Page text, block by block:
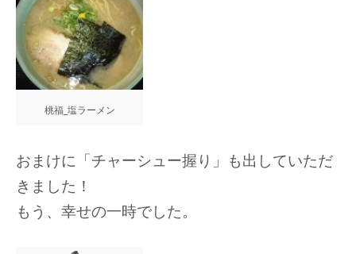
桃福_塩ラーメン
おまけに「チャーシュー握り」も出していただ
きました！
もう、幸せの一時でした。